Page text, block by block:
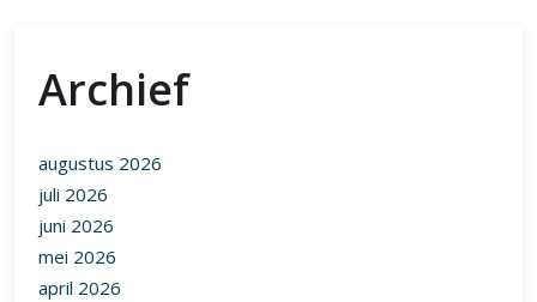
Archief
augustus 2026
juli 2026
juni 2026
mei 2026
april 2026